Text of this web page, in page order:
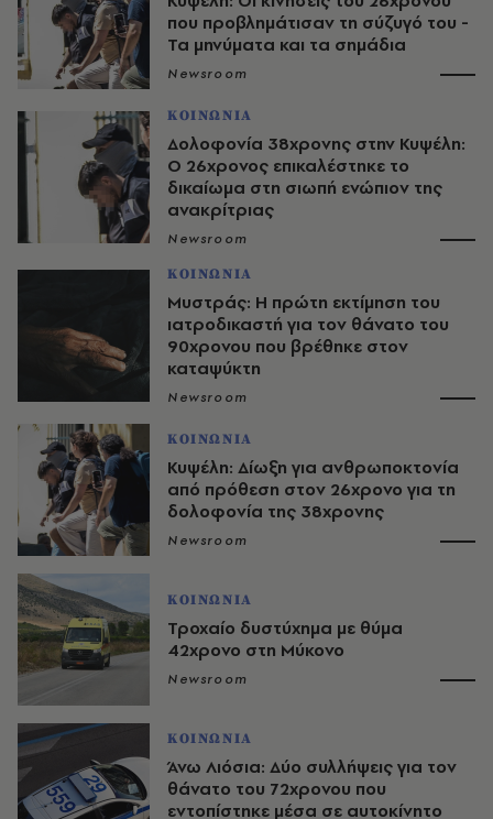
που προβλημάτισαν τη σύζυγό του -
Τα μηνύματα και τα σημάδια
Newsroom
ΚΟΙΝΩΝΙΑ
Δολοφονία 38χρονης στην Κυψέλη:
Ο 26χρονος επικαλέστηκε το
δικαίωμα στη σιωπή ενώπιον της
ανακρίτριας
Newsroom
ΚΟΙΝΩΝΙΑ
Μυστράς: Η πρώτη εκτίμηση του
ιατροδικαστή για τον θάνατο του
90χρονου που βρέθηκε στον
καταψύκτη
Newsroom
ΚΟΙΝΩΝΙΑ
Κυψέλη: Δίωξη για ανθρωποκτονία
από πρόθεση στον 26χρονο για τη
δολοφονία της 38χρονης
Newsroom
ΚΟΙΝΩΝΙΑ
Τροχαίο δυστύχημα με θύμα
42χρονο στη Μύκονο
Newsroom
ΚΟΙΝΩΝΙΑ
Άνω Λιόσια: Δύο συλλήψεις για τον
θάνατο του 72χρονου που
εντοπίστηκε μέσα σε αυτοκίνητο